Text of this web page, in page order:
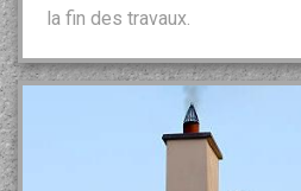
la fin des travaux.